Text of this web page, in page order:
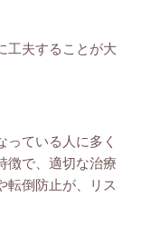
工夫することが大
っている人に多く
徴で、適切な治療
転倒防止が、リス